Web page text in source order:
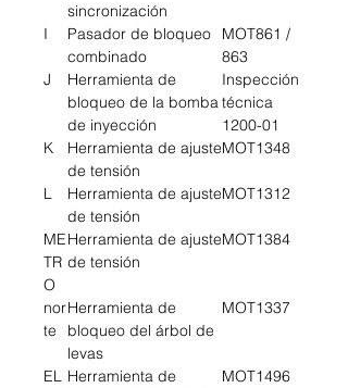
sincronización
I
Pasador de bloqueo
combinado
MOT861 /
863
J
Herramienta de
bloqueo de la bomba
de inyección
Inspección
técnica
1200-01
K
Herramienta de ajuste
de tensión
MOT1348
L
Herramienta de ajuste
de tensión
MOT1312
ME
TR
O
Herramienta de ajuste
de tensión
MOT1384
nor
te
Herramienta de
bloqueo del árbol de
levas
MOT1337
EL Herramienta de
MOT1496